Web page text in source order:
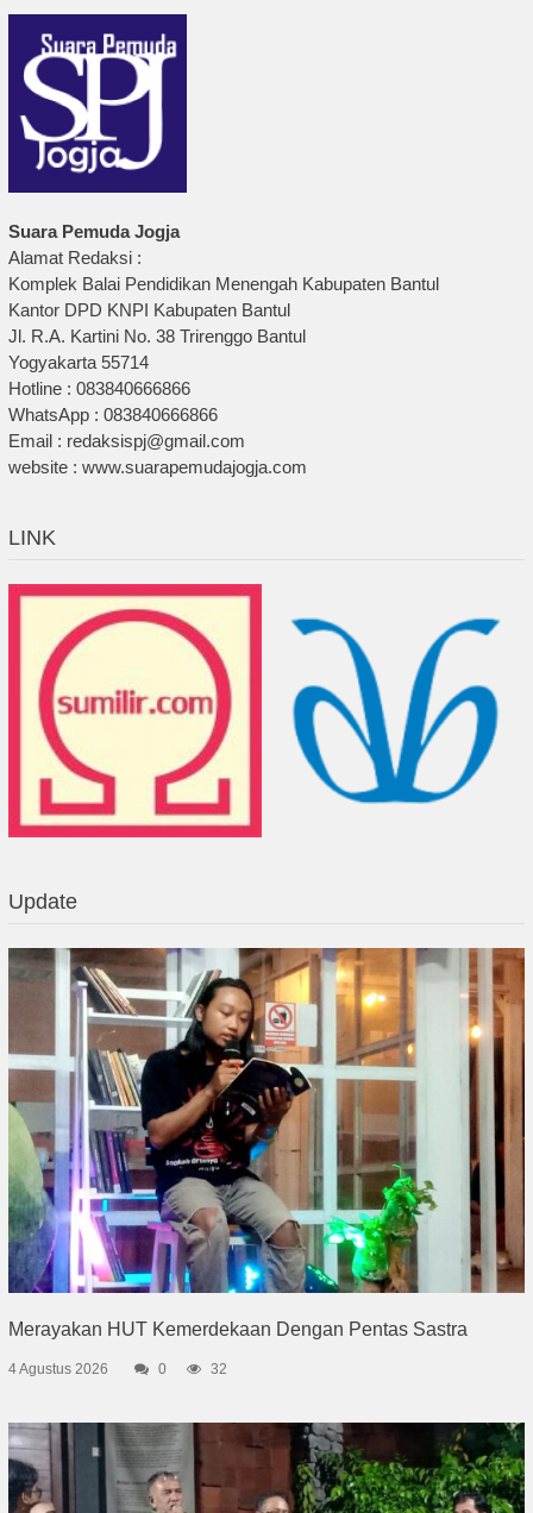
Suara Pemuda Jogja
Alamat Redaksi :
Komplek Balai Pendidikan Menengah Kabupaten Bantul
Kantor DPD KNPI Kabupaten Bantul
Jl. R.A. Kartini No. 38 Trirenggo Bantul
Yogyakarta 55714
Hotline : 083840666866
WhatsApp : 083840666866
Email : redaksispj@gmail.com
website : www.suarapemudajogja.com
LINK
Update
Merayakan HUT Kemerdekaan Dengan Pentas Sastra
4 Agustus 2026 0 32